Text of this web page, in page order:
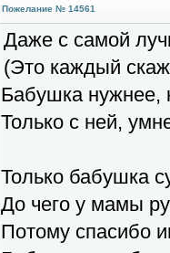
Пожелание № 14561
Даже с самой
(Это каждый
Бабушка нужнее,
Только с ней,
Только бабушка
До чего у мамы
Потому спасибо